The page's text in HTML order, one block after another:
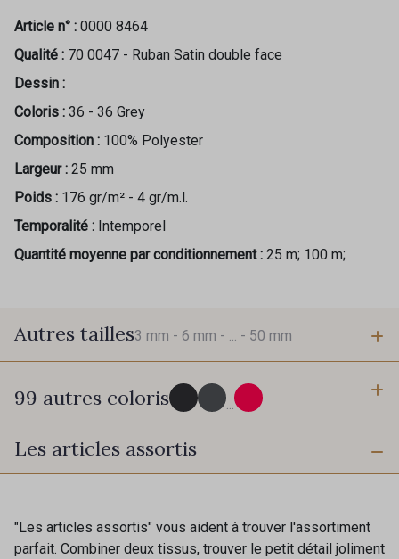
Article n° : 0000 8464
Qualité : 70 0047 - Ruban Satin double face
Dessin :
Coloris : 36 - 36 Grey
Composition : 100% Polyester
Largeur : 25 mm
Poids : 176 gr/m² - 4 gr/m.l.
Temporalité : Intemporel
Quantité moyenne par conditionnement : 25 m; 100 m;
Autres tailles3 mm - 6 mm - ... - 50 mm
3 mm
10 mm
99 autres coloris ...
725 - 725 Noir
Les articles assortis
"Les articles assortis" vous aident à trouver l'assortiment
parfait. Combiner deux tissus, trouver le petit détail joliment